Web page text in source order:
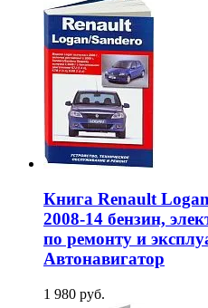
Книга Renault
2008-14 бензин,
по ремонту и
Автонавигатор
1 980 руб.